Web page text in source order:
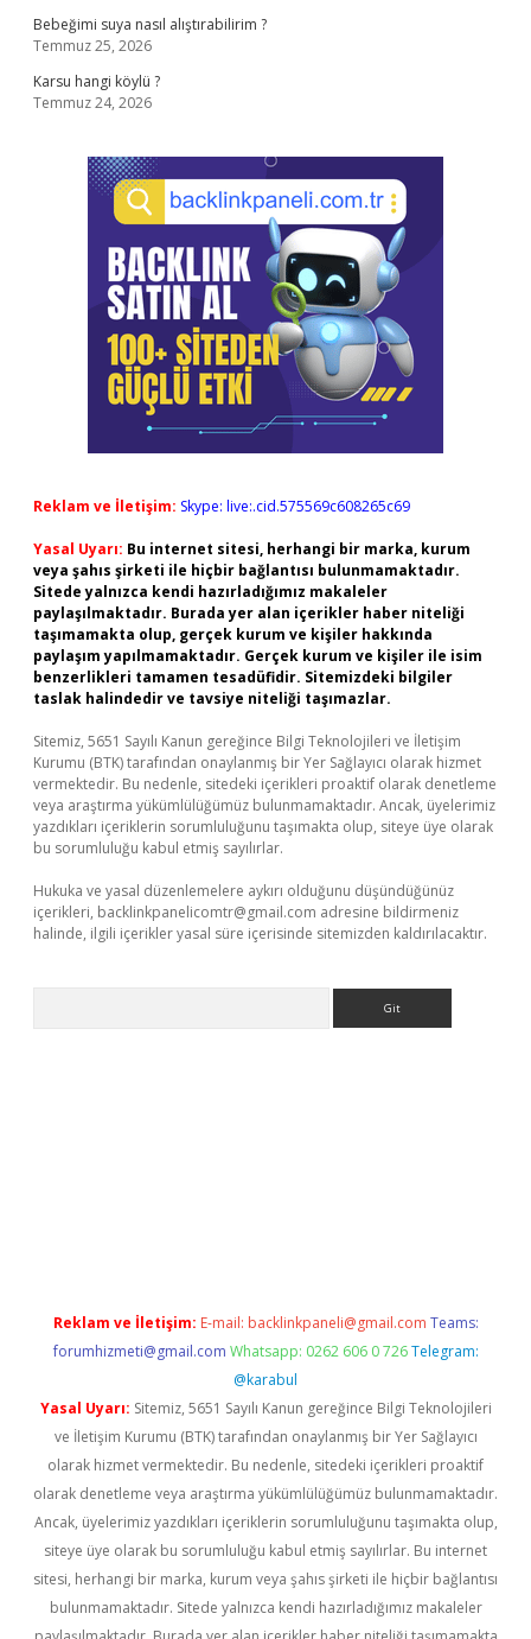
Bebeğimi suya nasıl alıştırabilirim ?
Temmuz 25, 2026
Karsu hangi köylü ?
Temmuz 24, 2026
Reklam ve İletişim: Skype: live:.cid.575569c608265c69
Yasal Uyarı: Bu internet sitesi, herhangi bir marka, kurum
veya şahıs şirketi ile hiçbir bağlantısı bulunmamaktadır.
Sitede yalnızca kendi hazırladığımız makaleler
paylaşılmaktadır. Burada yer alan içerikler haber niteliği
taşımamakta olup, gerçek kurum ve kişiler hakkında
paylaşım yapılmamaktadır. Gerçek kurum ve kişiler ile isim
benzerlikleri tamamen tesadüfidir. Sitemizdeki bilgiler
taslak halindedir ve tavsiye niteliği taşımazlar.
Sitemiz, 5651 Sayılı Kanun gereğince Bilgi Teknolojileri ve İletişim
Kurumu (BTK) tarafından onaylanmış bir Yer Sağlayıcı olarak hizmet
vermektedir. Bu nedenle, sitedeki içerikleri proaktif olarak denetleme
veya araştırma yükümlülüğümüz bulunmamaktadır. Ancak, üyelerimiz
yazdıkları içeriklerin sorumluluğunu taşımakta olup, siteye üye olarak
bu sorumluluğu kabul etmiş sayılırlar.
Hukuka ve yasal düzenlemelere aykırı olduğunu düşündüğünüz
içerikleri, backlinkpanelicomtr@gmail.com adresine bildirmeniz
halinde, ilgili içerikler yasal süre içerisinde sitemizden kaldırılacaktır.
Reklam ve İletişim: E-mail: backlinkpaneli@gmail.com Teams:
forumhizmeti@gmail.com Whatsapp: 0262 606 0 726 Telegram:
@karabul
Yasal Uyarı: Sitemiz, 5651 Sayılı Kanun gereğince Bilgi Teknolojileri
ve İletişim Kurumu (BTK) tarafından onaylanmış bir Yer Sağlayıcı
olarak hizmet vermektedir. Bu nedenle, sitedeki içerikleri proaktif
olarak denetleme veya araştırma yükümlülüğümüz bulunmamaktadır.
Ancak, üyelerimiz yazdıkları içeriklerin sorumluluğunu taşımakta olup,
siteye üye olarak bu sorumluluğu kabul etmiş sayılırlar. Bu internet
sitesi, herhangi bir marka, kurum veya şahıs şirketi ile hiçbir bağlantısı
bulunmamaktadır. Sitede yalnızca kendi hazırladığımız makaleler